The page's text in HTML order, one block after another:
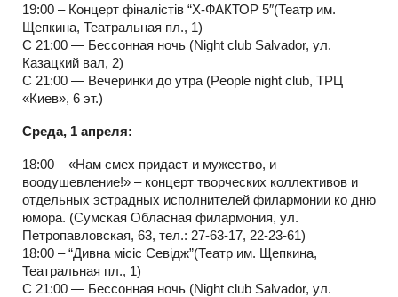
19:00 – Концерт фіналістів “X-ФАКТОР 5″(Театр им.
Щепкина, Театральная пл., 1)
С 21:00 — Бессонная ночь (Night club Salvador, ул.
Казацкий вал, 2)
С 21:00 — Вечеринки до утра (People night club, ТРЦ
«Киев», 6 эт.)
Среда, 1 апреля:
18:00 – «Нам смех придаст и мужество, и
воодушевление!» – концерт творческих коллективов и
отдельных эстрадных исполнителей филармонии ко дню
юмора. (Сумская Обласная филармония, ул.
Петропавловская, 63, тел.: 27-63-17, 22-23-61)
18:00 – “Дивна місіс Севідж”(Театр им. Щепкина,
Театральная пл., 1)
С 21:00 — Бессонная ночь (Night club Salvador, ул.